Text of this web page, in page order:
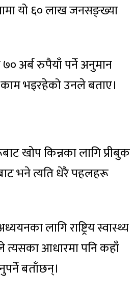
यो ६० लाख जनसङ्ख्या
अर्ब रुपैयाँ पर्ने अनुमान
भइरहेको उनले बताए।
खोप किन्नका लागि प्रीबुक
भने त्यति धेरै पहलहरू
लागि राष्ट्रिय स्वास्थ्य
आधारमा पनि कहाँ
बताँछन्।